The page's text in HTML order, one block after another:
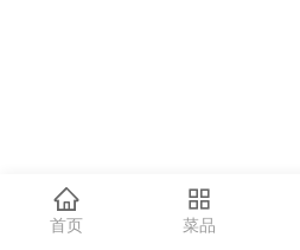
首页 菜品